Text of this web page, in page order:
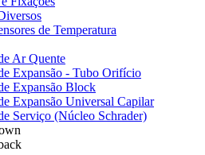
de Temperatura
Ar Quente
Expansão - Tubo Orifício
Expansão Block
Expansão Universal Capilar
Serviço (Núcleo Schrader)